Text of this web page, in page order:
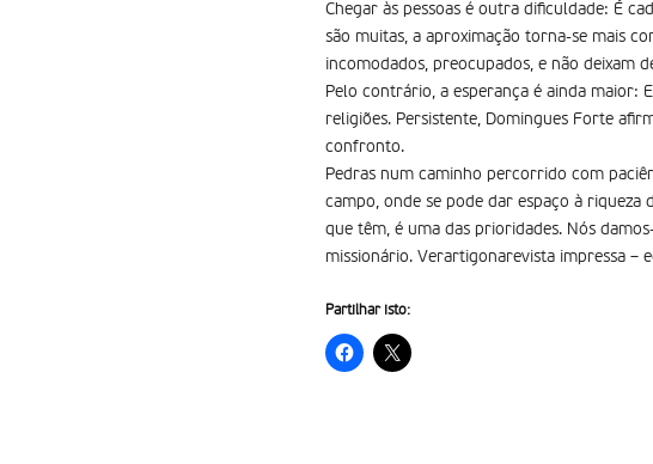
Chegar às pessoas é outra dificuldade: É
são muitas, a aproximação torna-se mais
incomodados, preocupados, e não deixam
Pelo contrário, a esperança é ainda maior:
religiões. Persistente, Domingues Forte
confronto.
Pedras num caminho percorrido com
campo, onde se pode dar espaço à riqueza
que têm, é uma das prioridades. Nós
missionário. Verartigonarevista impressa –
Partilhar isto: